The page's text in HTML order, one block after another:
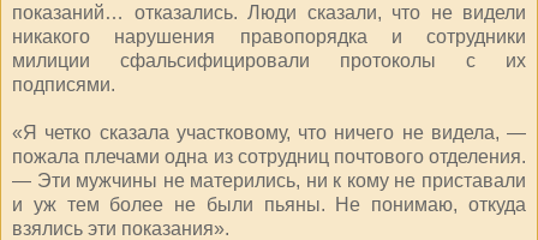
показаний… отказались. Люди сказали, что не видели
никакого нарушения правопорядка и сотрудники
милиции сфальсифицировали протоколы с их
подписями.
«Я четко сказала участковому, что ничего не видела, —
пожала плечами одна из сотрудниц почтового отделения.
— Эти мужчины не матерились, ни к кому не приставали
и уж тем более не были пьяны. Не понимаю, откуда
взялись эти показания».